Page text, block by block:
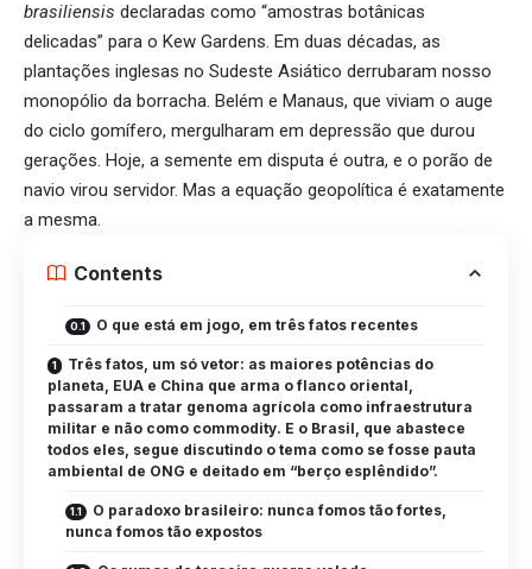
brasiliensis declaradas como “amostras botânicas
delicadas” para o Kew Gardens. Em duas décadas, as
plantações inglesas no Sudeste Asiático derrubaram nosso
monopólio da borracha. Belém e Manaus, que viviam o auge
do ciclo gomífero, mergulharam em depressão que durou
gerações. Hoje, a semente em disputa é outra, e o porão de
navio virou servidor. Mas a equação geopolítica é exatamente
a mesma.
Contents
O que está em jogo, em três fatos recentes
Três fatos, um só vetor: as maiores potências do
planeta, EUA e China que arma o flanco oriental,
passaram a tratar genoma agrícola como infraestrutura
militar e não como commodity. E o Brasil, que abastece
todos eles, segue discutindo o tema como se fosse pauta
ambiental de ONG e deitado em “berço esplêndido”.
O paradoxo brasileiro: nunca fomos tão fortes,
nunca fomos tão expostos